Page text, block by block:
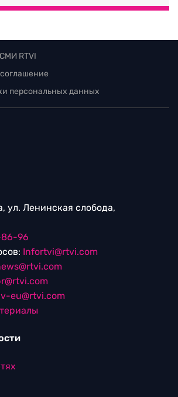
RTVI
персональных данных
ул. Ленинская слобода,
86-96
Infortvi@rtvi.com
eu@rtvi.com